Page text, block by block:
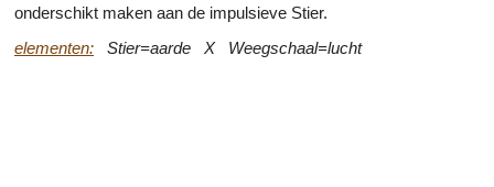
onderschikt maken aan de impulsieve Stier.
elementen: Stier=aarde X Weegschaal=lucht